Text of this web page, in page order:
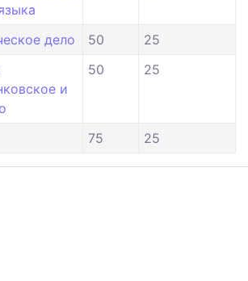
дело 50
25
и
50 25
75 25